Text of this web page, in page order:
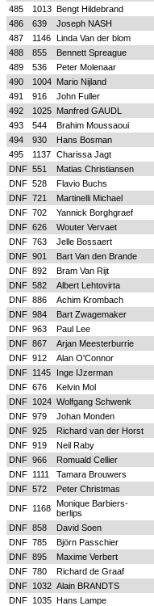
485
1013 Bengt Hildebrand
486
639 Joseph NASH
487
1146 Linda Van der blom
488
855 Bennett Spreague
489
536 Peter Molenaar
490
1004 Mario Nijland
491
916 John Fuller
492
1025 Manfred GAUDL
493
544 Brahim Moussaoui
494
930 Hans Bosman
495
1137 Charissa Jagt
DNF 551 Matias Christiansen
DNF 528 Flavio Buchs
DNF 721 Martinelli Michael
DNF 702 Yannick Borghgraef
DNF 626 Wouter Vervaet
DNF 763 Jelle Bossaert
DNF 901 Bart Van den Brande
DNF 892 Bram Van Rijt
DNF 582 Albert Lehtovirta
DNF 886 Achim Krombach
DNF 984 Bart Zwagemaker
DNF 963 Paul Lee
DNF 867 Arjan Meesterburrie
DNF 912 Alan O'Connor
DNF 1145 Inge IJzerman
DNF 676 Kelvin Mol
DNF 1024 Wolfgang Schwenk
DNF 979 Johan Monden
DNF 925 Richard van der Horst
DNF 919 Neil Raby
DNF 966 Romuald Cellier
DNF 1111 Tamara Brouwers
DNF 572 Peter Christmas
DNF 1168 Monique Barbiers-
berlips
DNF 858 David Soen
DNF 785 Björn Passchier
DNF 895 Maxime Verbert
DNF 780 Richard de Graaf
DNF 1032 Alain BRANDTS
DNF 1035 Hans Lampe